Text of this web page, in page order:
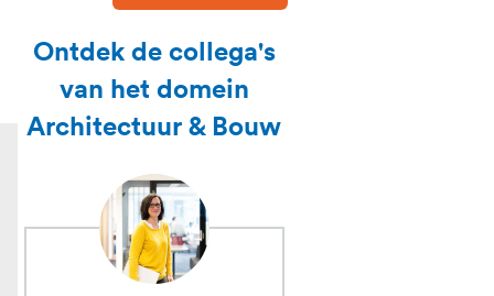
Ontdek de collega's
van het domein
Architectuur & Bouw